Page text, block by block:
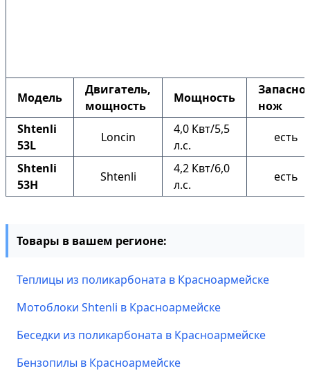
Модель
Двигатель,
мощность
Мощность
нож
Shtenli
53L
Loncin
4,0 Квт/5,5
л.с.
есть
Shtenli
53H
Shtenli
4,2 Квт/6,0
л.с.
есть
Товары в вашем регионе:
Теплицы из поликарбоната в Красноармейске
Мотоблоки Shtenli в Красноармейске
Беседки из поликарбоната в Красноармейске
Бензопилы в Красноармейске